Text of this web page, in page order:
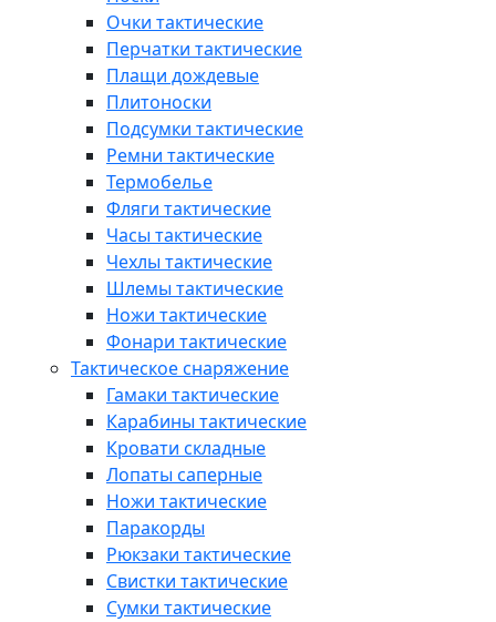
Очки тактические
Перчатки тактические
Плащи дождевые
Плитоноски
Подсумки тактические
Ремни тактические
Термобелье
Фляги тактические
Часы тактические
Чехлы тактические
Шлемы тактические
Ножи тактические
Фонари тактические
Тактическое снаряжение
Гамаки тактические
Карабины тактические
Кровати складные
Лопаты саперные
Ножи тактические
Паракорды
Рюкзаки тактические
Свистки тактические
Сумки тактические